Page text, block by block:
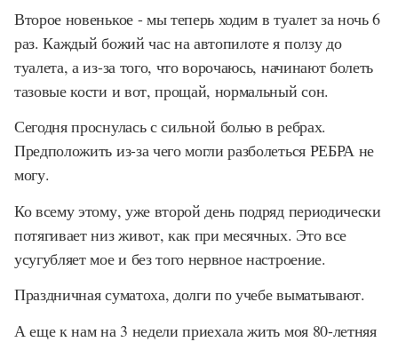
Второе новенькое - мы теперь ходим в туалет за ночь 6
раз. Каждый божий час на автопилоте я ползу до
туалета, а из-за того, что ворочаюсь, начинают болеть
тазовые кости и вот, прощай, нормальный сон.
Сегодня проснулась с сильной болью в ребрах.
Предположить из-за чего могли разболеться РЕБРА не
могу.
Ко всему этому, уже второй день подряд периодически
потягивает низ живот, как при месячных. Это все
усугубляет мое и без того нервное настроение.
Праздничная суматоха, долги по учебе выматывают.
А еще к нам на 3 недели приехала жить моя 80-летняя